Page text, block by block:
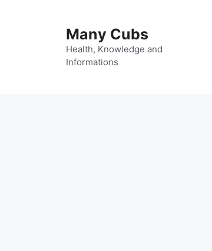
Many Cubs
Health, Knowledge and
Informations